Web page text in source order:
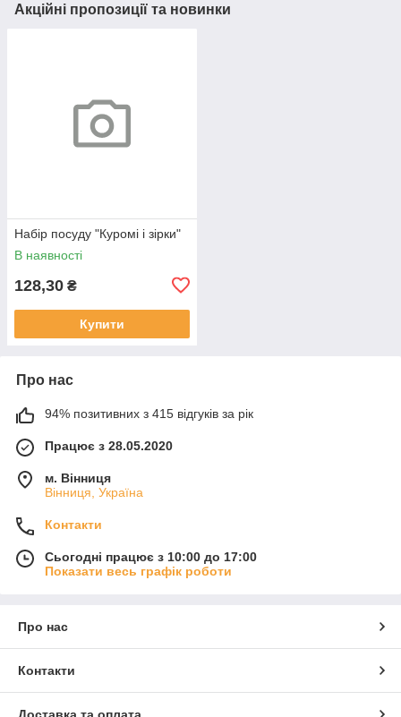
Акційні пропозиції та новинки
Набір посуду "Куромі і зірки"
В наявності
128,30 ₴
Купити
Про нас
94% позитивних з 415 відгуків за рік
Працює з 28.05.2020
м. Вінниця
Вінниця, Україна
Контакти
Сьогодні працює з 10:00 до 17:00
Показати весь графік роботи
Про нас
Контакти